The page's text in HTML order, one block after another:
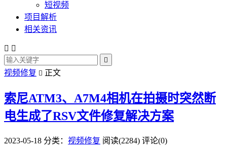
短视频
项目解析
相关资讯
 

视频修复  正文
索尼ATM3、A7M4相机在拍摄时突然断
电生成了RSV文件修复解决方案
2023-05-18 分类： 视频修复 阅读(2284) 评论(0)